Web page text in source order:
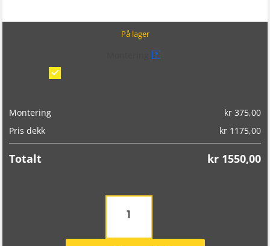
På lager
?
Montering kr375,00
Pris dekk
kr1175,00
Totalt kr1550,00
Landsail
Winter
205/55R16